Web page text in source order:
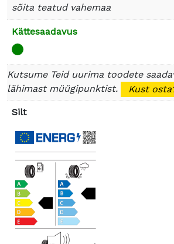
sõita teatud vahemaa
Kättesaadavus
Kutsume Teid uurima toodete
lähimast müügipunktist.
Kust
Silt